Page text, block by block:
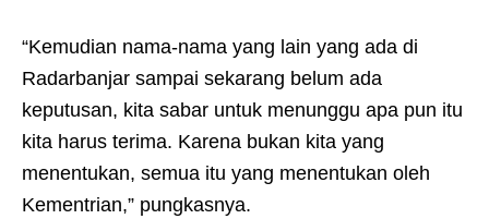
“Kemudian nama-nama yang lain yang ada di
Radarbanjar sampai sekarang belum ada
keputusan, kita sabar untuk menunggu apa pun itu
kita harus terima. Karena bukan kita yang
menentukan, semua itu yang menentukan oleh
Kementrian,” pungkasnya.